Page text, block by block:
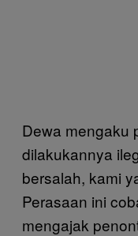
Dewa mengaku
dilakukannya
bersalah, kami
Perasaan ini
mengajak